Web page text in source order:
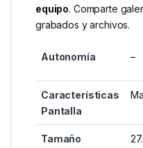
equipo. Comparte
grabados y archivos.
Autonomía –
Características
Pantalla
Tamaño